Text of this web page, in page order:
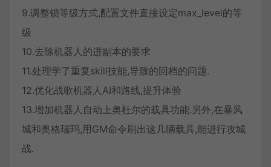
9.调整锁等级方式,配置文件直接设定max_level的等
级
10.去除机器人的进副本的要求
11.处理学了重复skill技能,导致的回档的问题.
12.优化战歌机器人AI和路线,提升体验
13.增加机器人自动上奥杜尔的载具功能.另外,在暴风
城和奥格瑞玛,用GM命令刷出这几辆载具,能进行攻城
战.